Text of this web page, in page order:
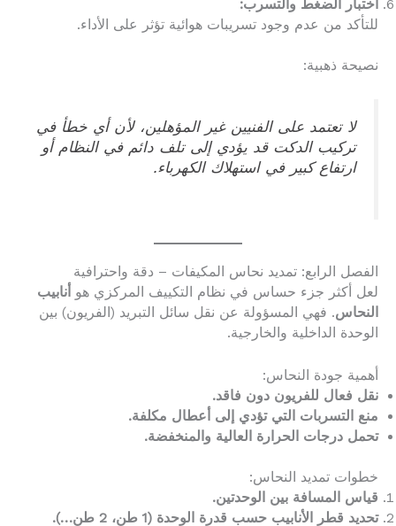
اختبار الضغط والتسرب:
للتأكد من عدم وجود تسريبات هوائية تؤثر على الأداء.
نصيحة ذهبية:
لا تعتمد على الفنيين غير المؤهلين، لأن أي خطأ في
تركيب الدكت قد يؤدي إلى تلف دائم في النظام أو
ارتفاع كبير في استهلاك الكهرباء.
الفصل الرابع: تمديد نحاس المكيفات – دقة واحترافية
لعل أكثر جزء حساس في نظام التكييف المركزي هو أنابيب
النحاس. فهي المسؤولة عن نقل سائل التبريد (الفريون) بين
الوحدة الداخلية والخارجية.
أهمية جودة النحاس:
نقل فعال للفريون دون فاقد.
منع التسربات التي تؤدي إلى أعطال مكلفة.
تحمل درجات الحرارة العالية والمنخفضة.
خطوات تمديد النحاس:
قياس المسافة بين الوحدتين.
تحديد قطر الأنابيب حسب قدرة الوحدة (1 طن، 2 طن…).